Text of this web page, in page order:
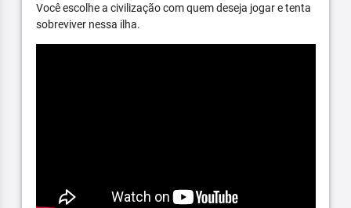
Você escolhe a civilização com quem deseja jogar e tenta
sobreviver nessa ilha.